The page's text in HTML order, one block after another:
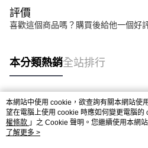
評價
喜歡這個商品嗎？購買後給他一個好
本分類熱銷全站排行
熱門標籤
本網站中使用 cookie，欲查詢有關本網站使
望在電腦上使用 cookie 時應如何變更電腦的
權條款 」之 Cookie 聲明。您繼續使用本網
用條款之 Cookie 聲明使用 cookie。
了解更多 >